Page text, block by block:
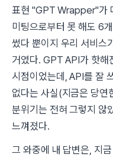
표현 "GPT Wrapper"가
미팅으로부터 못 해도 6
썼다 뿐이지 우리 서비스
거였다. GPT API가 핫해
시점이었는데, API를 잘
없다는 사실(지금은 당연
분위기는 전혀 그렇지 않
느껴졌다.
그 와중에 내 답변은, 지